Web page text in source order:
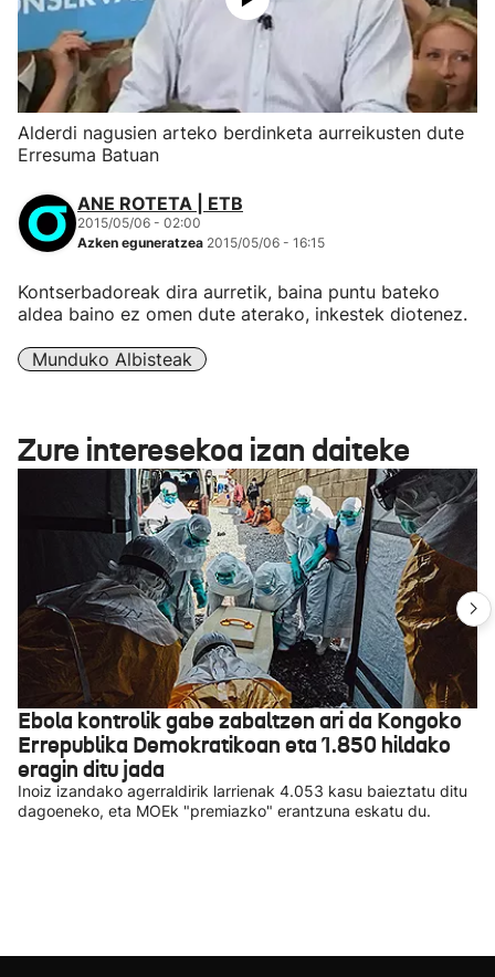
Alderdi nagusien arteko berdinketa aurreikusten dute
Erresuma Batuan
ANE ROTETA | ETB
2015/05/06 - 02:00
Azken eguneratzea 2015/05/06 - 16:15
Kontserbadoreak dira aurretik, baina puntu bateko
aldea baino ez omen dute aterako, inkestek diotenez.
Munduko Albisteak
Zure interesekoa izan daiteke
Ebola kontrolik gabe zabaltzen ari da Kongoko
Errepublika Demokratikoan eta 1.850 hildako
eragin ditu jada
Inoiz izandako agerraldirik larrienak 4.053 kasu baieztatu ditu
dagoeneko, eta MOEk "premiazko" erantzuna eskatu du.